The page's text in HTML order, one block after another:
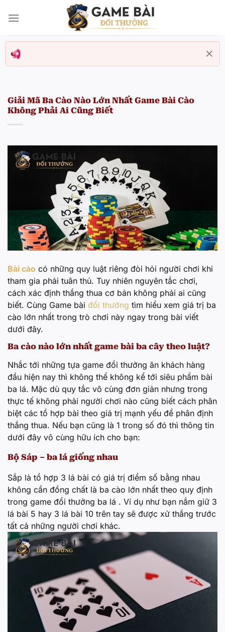
qua
dung
Giải Mã Ba Cào Nào Lớn Nhất Game Bài Cào
Không Phải Ai Cũng Biết
Bài cào có những quy luật riêng đòi hỏi người chơi khi
tham gia phải tuân thủ. Tuy nhiên nguyên tắc chơi,
cách xác định thắng thua cơ bản không phải ai cũng
biết. Cùng Game bài đổi thưởng tìm hiểu xem giá trị ba
cào lớn nhất trong trò chơi này ngay trong bài viết
dưới đây.
Ba cào nào lớn nhất game bài ba cây theo luật?
Nhắc tới những tựa game đổi thưởng ăn khách hàng
đầu hiện nay thì không thể không kể tới siêu phẩm bài
ba lá. Mặc dù quy tắc vô cùng đơn giản nhưng trong
thực tế không phải người chơi nào cũng biết cách phân
biệt các tổ hợp bài theo giá trị mạnh yếu để phân định
thắng thua. Nếu bạn cũng là 1 trong số đó thì thông tin
dưới đây vô cùng hữu ích cho bạn:
Bộ Sáp – ba lá giống nhau
Sắp là tổ hợp 3 lá bài có giá trị điểm số bằng nhau
không cần đồng chất là ba cào lớn nhất theo quy định
trong game đổi thưởng ba lá . Ví dụ như bạn nắm giữ 3
lá bài 5 hay 3 lá bài 10 trên tay sẽ được xử thắng trước
tất cả những người chơi khác.